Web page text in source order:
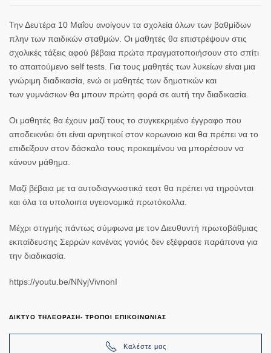
Την Δευτέρα 10 Μαΐου ανοίγουν τα σχολεία όλων των βαθμίδων
πλην των παιδικών σταθμών. Οι μαθητές θα επιστρέψουν στις
σχολικές τάξεις αφού βέβαια πρώτα πραγματοποιήσουν στο σπίτι
το απαιτούμενο self tests. Για τους μαθητές των λυκείων είναι μια
γνώριμη διαδικασία, ενώ οι μαθητές των δημοτικών και
των γυμνάσιων θα μπουν πρώτη φορά σε αυτή την διαδικασία.
Οι μαθητές θα έχουν μαζί τους το συγκεκριμένο έγγραφο που
αποδεικνύει ότι είναι αρνητικοί στον κορωνοιο και θα πρέπει να το
επιδείξουν στον δάσκαλο τους προκειμένου να μπορέσουν να
κάνουν μάθημα.
Μαζί βέβαια με τα αυτοδιαγνωστικά τεστ θα πρέπει να τηρούνται
και όλα τα υπολοιπα υγειονομικά πρωτόκολλα.
Μέχρι στιγμής πάντως σύμφωνα με τον Διευθυντή πρωτοβάθμιας
εκπαίδευσης Σερρών κανένας γονιός δεν εξέφρασε παράπονα για
την διαδικασία.
https://youtu.be/NNyjVivnonI
ΔΙΚΤΥΟ ΤΗΛΕΟΡΑΣΗ- ΤΡΟΠΟΙ ΕΠΙΚΟΙΝΩΝΙΑΣ
Καλέστε μας